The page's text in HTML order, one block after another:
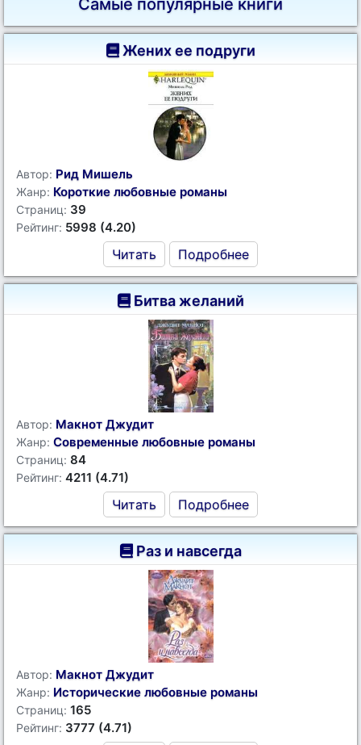
Самые популярные книги
Жених ее подруги
Автор: Рид Мишель
Жанр: Короткие любовные романы
Страниц: 39
Рейтинг: 5998 (4.20)
Читать Подробнее
Битва желаний
Автор: Макнот Джудит
Жанр: Современные любовные романы
Страниц: 84
Рейтинг: 4211 (4.71)
Читать Подробнее
Раз и навсегда
Автор: Макнот Джудит
Жанр: Исторические любовные романы
Страниц: 165
Рейтинг: 3777 (4.71)